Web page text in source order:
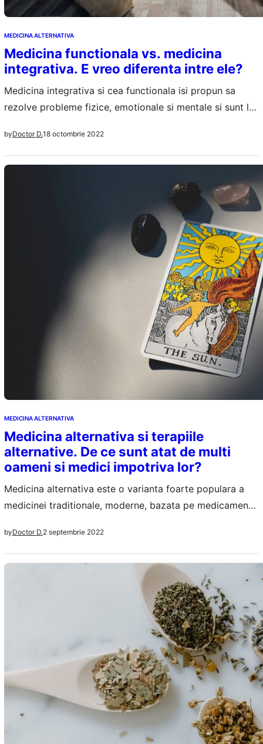
MEDICINA ALTERNATIVA
Medicina functionala vs. medicina
integrativa. E vreo diferenta intre ele?
Medicina integrativa si cea functionala isi propun sa
rezolve probleme fizice, emotionale si mentale si sunt la
functionala se va concentra mai mult pe terapii
individualizate pentru tratarea anumitor cauze ale bolilor,
byDoctor D.18 octombrie 2022
MEDICINA ALTERNATIVA
Medicina alternativa si terapiile
alternative. De ce sunt atat de multi
oameni si medici impotriva lor?
Medicina alternativa este o varianta foarte populara a
medicinei traditionale, moderne, bazata pe medicamente
cum ii spune si numele, Medicina alternativa foloseste
remedii sau produse, diverse practici, sisteme cu
principii si mecanisme terapeutice pentru a ameliora
simptomatologia comuna diferitelor afectiuni. Tot ce nu
face parte din medicina conventionala,…
byDoctor D.2 septembrie 2022